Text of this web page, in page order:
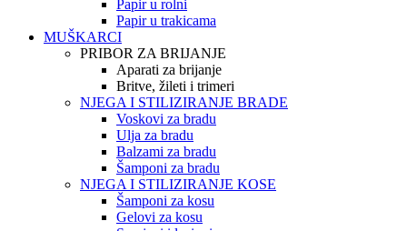
Papir u rolni
Papir u trakicama
MUŠKARCI
PRIBOR ZA BRIJANJE
Aparati za brijanje
Britve, žileti i trimeri
NJEGA I STILIZIRANJE BRADE
Voskovi za bradu
Ulja za bradu
Balzami za bradu
Šamponi za bradu
NJEGA I STILIZIRANJE KOSE
Šamponi za kosu
Gelovi za kosu